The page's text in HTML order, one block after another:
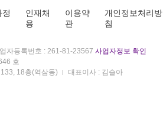
정
인재채
용
이용약
관
개인정보처리방
침
자등록번호 : 261-81-23567 사업자정보 확인
호
18층(역삼동)
대표이사 : 김슬아